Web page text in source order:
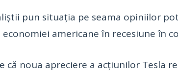
pun situația pe seama opiniilor
americane în recesiune în
că noua apreciere a acțiunilor Tesla